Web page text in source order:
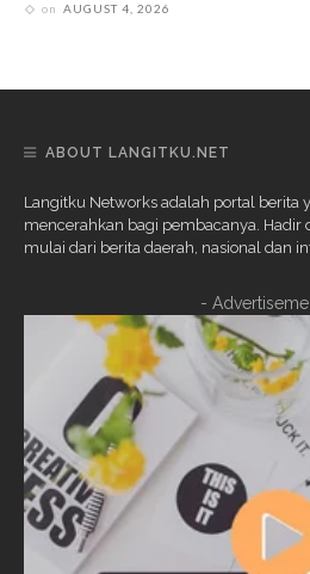
on AUGUST 4, 2026
ABOUT LANGITKU.NET
Langitku Networks adalah portal berita
mencerahkan bagi pembacanya. Hadir
mulai dari berita daerah, nasional dan
-